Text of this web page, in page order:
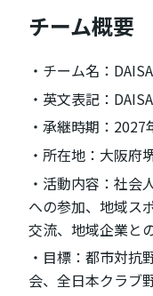
チーム概要
・チーム名：
・英文表記：
・承継時期：2027
・所在地：大阪府
・活動内容：社会
への参加、地域ス
交流、地域企業と
・目標：都市対抗
会、全日本クラブ